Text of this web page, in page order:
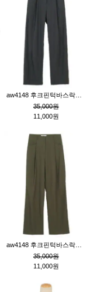
35,000원
11,000원
35,000원
11,000원